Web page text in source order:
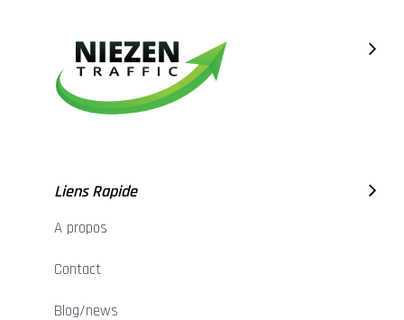
Liens Rapide
A propos
Contact
Blog/news